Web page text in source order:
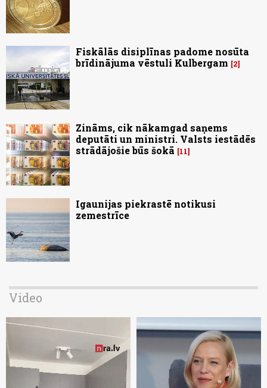
Fiskālās disiplīnas padome nosūta
brīdinājuma vēstuli Kulbergam
2
Zināms, cik nākamgad saņems
deputāti un ministri. Valsts iestādēs
strādājošie būs šokā
11
Igaunijas piekrastē notikusi
zemestrīce
Video